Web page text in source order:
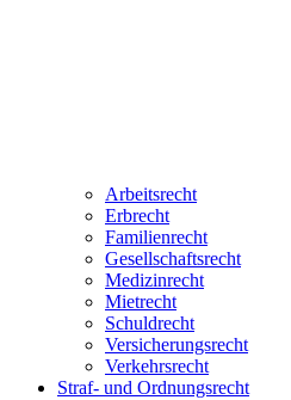
Arbeitsrecht
Erbrecht
Familienrecht
Gesellschaftsrecht
Medizinrecht
Mietrecht
Schuldrecht
Versicherungsrecht
Verkehrsrecht
Straf- und Ordnungsrecht